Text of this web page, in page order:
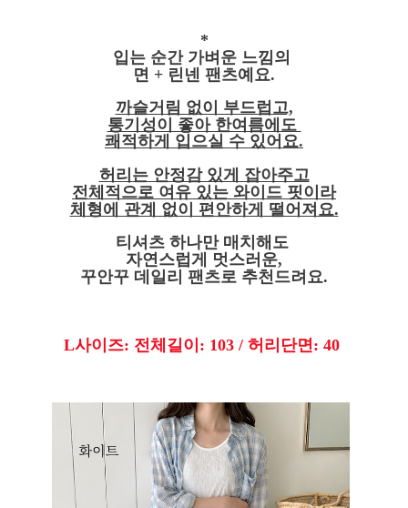
*
입는 순간 가벼운 느낌의
면 + 린넨 팬츠예요.
까슬거림 없이 부드럽고,
통기성이 좋아 한여름에도
쾌적하게 입으실 수 있어요.
허리는 안정감 있게 잡아주고
전체적으로 여유 있는 와이드 핏이라
체형에 관계 없이 편안하게 떨어져요.
티셔츠 하나만 매치해도
자연스럽게 멋스러운,
꾸안꾸 데일리 팬츠로 추천드려요.
L사이즈: 전체길이: 103 / 허리단면: 40